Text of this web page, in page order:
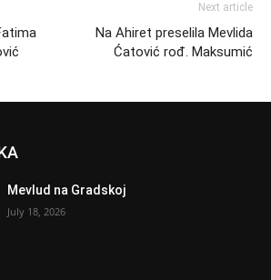
Next article
Na Ahiret preselila Mevlida
Ćatović rođ. Maksumić
Mevlud na Gradskoj
July 18, 2026